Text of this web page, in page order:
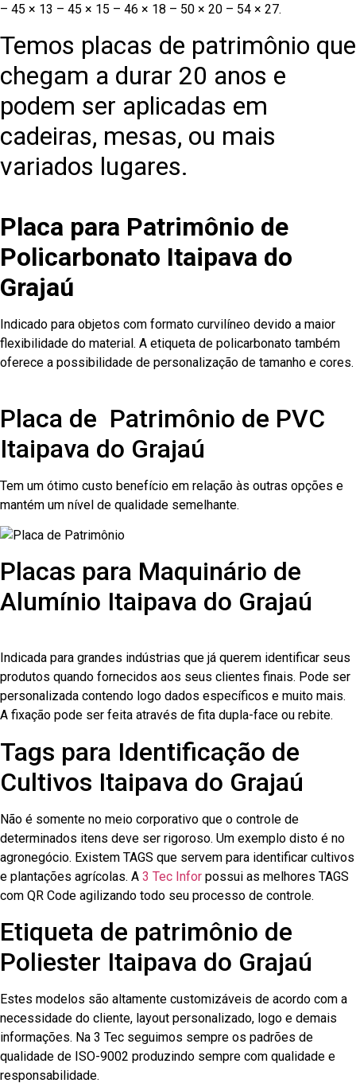
– 45 × 13 – 45 × 15 – 46 × 18 – 50 × 20 – 54 × 27.
Temos placas de patrimônio que
chegam a durar 20 anos e
podem ser aplicadas em
cadeiras, mesas, ou mais
variados lugares.
Placa para Patrimônio de
Policarbonato Itaipava do
Grajaú
Indicado para objetos com formato curvilíneo devido a maior
flexibilidade do material. A etiqueta de policarbonato também
oferece a possibilidade de personalização de tamanho e cores.
Placa de Patrimônio de PVC
Itaipava do Grajaú
Tem um ótimo custo benefício em relação às outras opções e
mantém um nível de qualidade semelhante.
Placas para Maquinário de
Alumínio Itaipava do Grajaú
Indicada para grandes indústrias que já querem identificar seus
produtos quando fornecidos aos seus clientes finais. Pode ser
personalizada contendo logo dados específicos e muito mais.
A fixação pode ser feita através de fita dupla-face ou rebite.
Tags para Identificação de
Cultivos Itaipava do Grajaú
Não é somente no meio corporativo que o controle de
determinados itens deve ser rigoroso. Um exemplo disto é no
agronegócio. Existem TAGS que servem para identificar cultivos
e plantações agrícolas. A 3 Tec Infor possui as melhores TAGS
com QR Code agilizando todo seu processo de controle.
Etiqueta de patrimônio de
Poliester Itaipava do Grajaú
Estes modelos são altamente customizáveis de acordo com a
necessidade do cliente, layout personalizado, logo e demais
informações. Na 3 Tec seguimos sempre os padrões de
qualidade de ISO-9002 produzindo sempre com qualidade e
responsabilidade.